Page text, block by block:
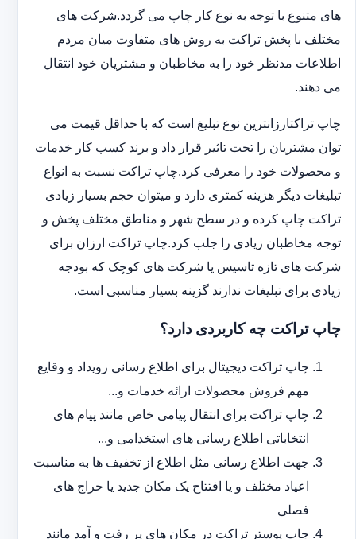
های متنوع با توجه به نوع کار چاپ می گردد.شرکت های
مختلف با پخش تراکت به روش های متفاوت میان مردم
اطلاعات مدنظر خود را به مخاطبان و مشتریان خود انتقال
می دهند.
چاپ تراکت‏ارزانترین نوع تبلیغ است که با حداقل قیمت می
توان مشتریان را تحت تاثیر قرار داد و برند کسب کار خدمات
و محصولات خود را معرفی کرد.چاپ تراکت نسبت به انواع
تبلیغات دیگر هزینه کمتری دارد و می‎توان حجم بسیار زیادی
تراکت چاپ کرده و در سطح شهر و مناطق مختلف پخش و
توجه مخاطبان زیادی را جلب کرد.چاپ تراکت ارزان برای
شرکت های تازه تاسیس یا شرکت های کوچک که بودجه
زیادی برای تبلیغات ندارند گزینه بسیار مناسبی است.
چاپ تراکت چه کاربردی دارد؟
چاپ تراکت دیجیتال برای اطلاع رسانی رویداد و وقایع
مهم فروش محصولات ارائه خدمات و...
چاپ تراکت برای انتقال پیامی خاص مانند پیام های
انتخاباتی اطلاع رسانی های استخدامی و...
جهت اطلاع رسانی مثل اطلاع از تخفیف ها به مناسبت
اعیاد مختلف و یا افتتاح یک مکان جدید یا حراج های
فصلی
چاپ پوستر تراکت در مکان های پر رفت و آمد مانند